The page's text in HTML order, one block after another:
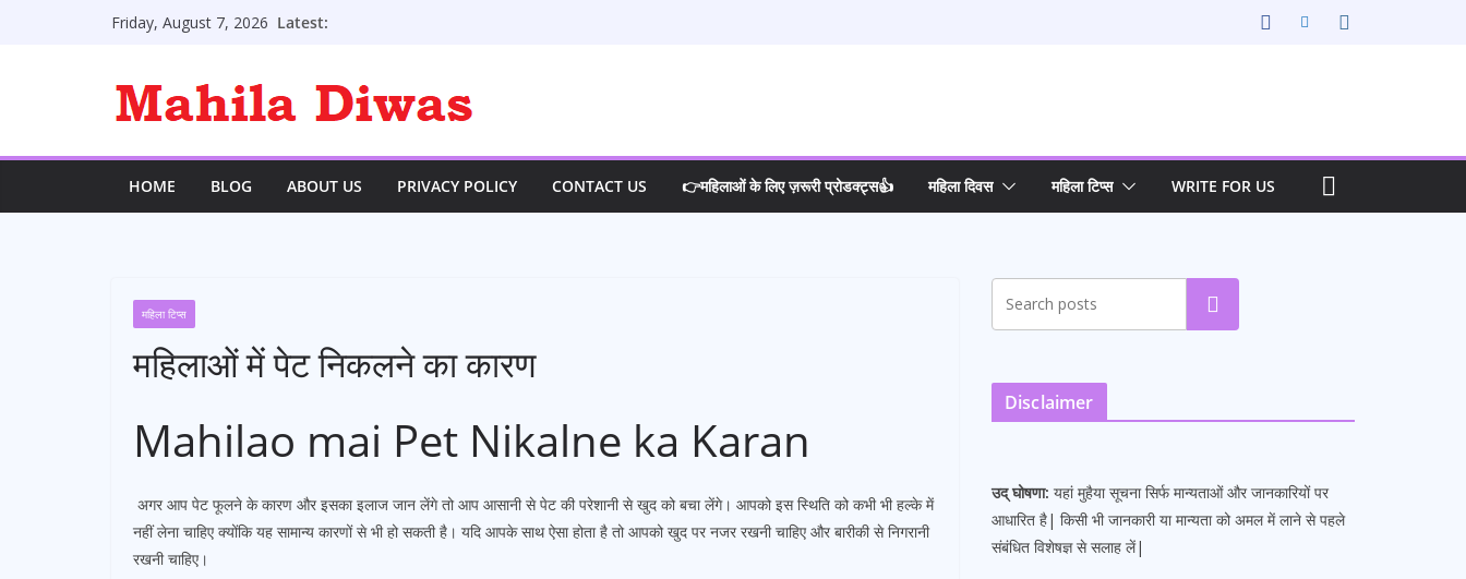
Friday, August 7, 2026 Latest:
HOME BLOG ABOUT US PRIVACY POLICY CONTACT US 👉महिलाओं के लिए ज़रूरी प्रोडक्ट्स👍 महिला दिवस महिला टिप्स WRITE FOR US
महिला टिप्स
महिलाओं में पेट निकलने का कारण
Mahilao mai Pet Nikalne ka Karan
अगर आप पेट फूलने के कारण और इसका इलाज जान लेंगे तो आप आसानी से पेट की परेशानी से खुद को बचा लेंगे। आपको इस स्थिति को कभी भी हल्के में
नहीं लेना चाहिए क्योंकि यह सामान्य कारणों से भी हो सकती है। यदि आपके साथ ऐसा होता है तो आपको खुद पर नजर रखनी चाहिए और बारीकी से निगरानी
रखनी चाहिए।
Search
Disclaimer
उद् घोषणा: यहां मुहैया सूचना सिर्फ मान्यताओं और जानकारियों पर
आधारित है| किसी भी जानकारी या मान्यता को अमल में लाने से पहले
संबंधित विशेषज्ञ से सलाह लें|